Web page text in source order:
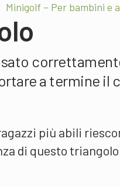
Minigolf – Per bambini e
a termine il
più abili
di questo triangolo.